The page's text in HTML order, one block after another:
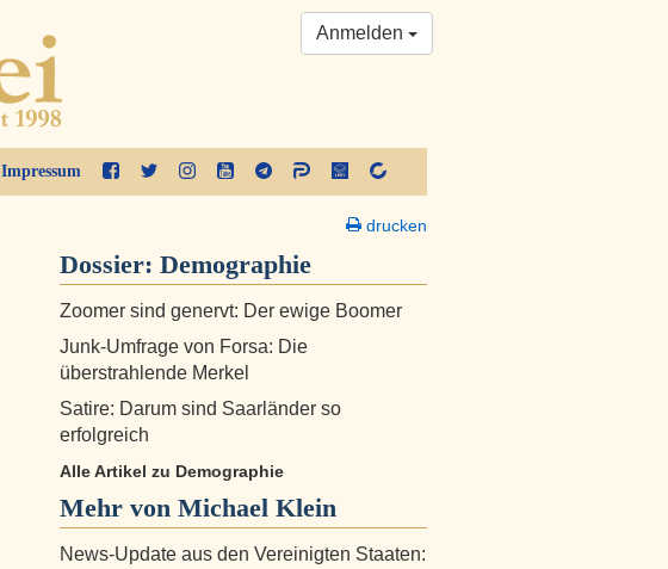
Impressum
Anmelden
drucken
Dossier: Demographie
Zoomer sind genervt: Der ewige Boomer
Junk-Umfrage von Forsa: Die
überstrahlende Merkel
Satire: Darum sind Saarländer so
erfolgreich
Alle Artikel zu Demographie
Mehr von Michael Klein
News-Update aus den Vereinigten Staaten: